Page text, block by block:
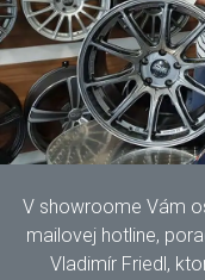
V showroome Vám
mailovej hotline,
Vladimír Friedl,